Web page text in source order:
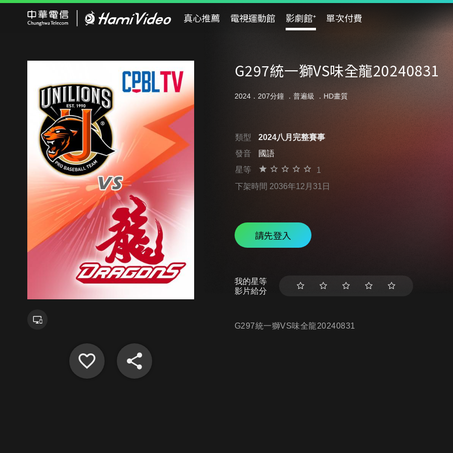
真心推薦 電視運動館 影劇館⁺ 單次付費
G297統一獅VS味全龍20240831
2024．207分鐘 ． 普遍級 ．HD畫質
類型
2024八月完整賽事
發音
國語
星等
1
下架時間 2036年12月31日
請先登入
我的星等
影片給分
G297統一獅VS味全龍20240831